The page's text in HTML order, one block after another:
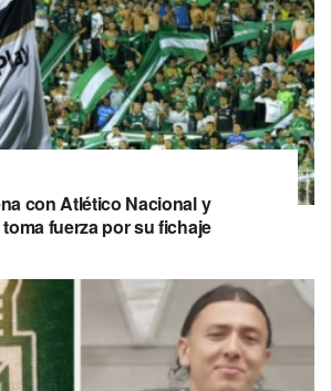
con Atlético Nacional y
fuerza por su fichaje